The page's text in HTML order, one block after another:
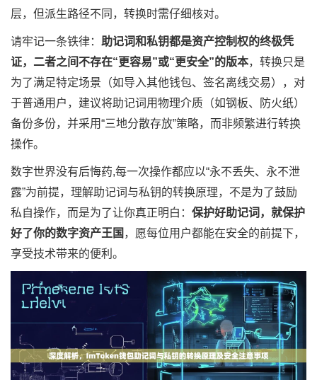
层，但派生路径不同，转换时需仔细核对。
请牢记一条铁律： 助记词和私钥都是资产控制权的终极凭
证，二者之间不存在“更容易”或“更安全”的版本，转换只是
为了满足特定场景（如导入其他钱包、签名离线交易），对
于普通用户，建议将助记词用物理介质（如钢板、防火纸）
备份多份，并采用“三地分散存放”策略，而非频繁进行转换
操作。
数字世界没有后悔药,每一次操作都应以“永不丢失、永不泄
露”为前提，理解助记词与私钥的转换原理，不是为了鼓励
私自操作，而是为了让你真正明白： 保护好助记词，就保护
好了你的数字资产王国 ，愿每位用户都能在安全的前提下，
享受技术带来的便利。